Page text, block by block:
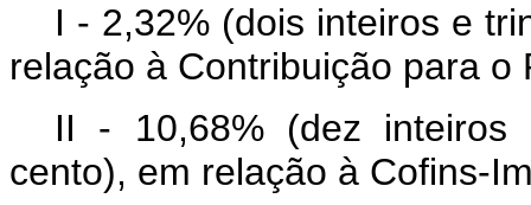
I - 2,32% (dois inteiros e
relação à Contribuição para o
II - 10,68% (dez inteiros
cento), em relação à Cofins-